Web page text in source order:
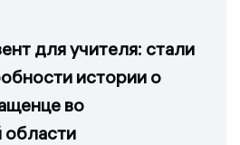
для учителя: стали
истории о
во